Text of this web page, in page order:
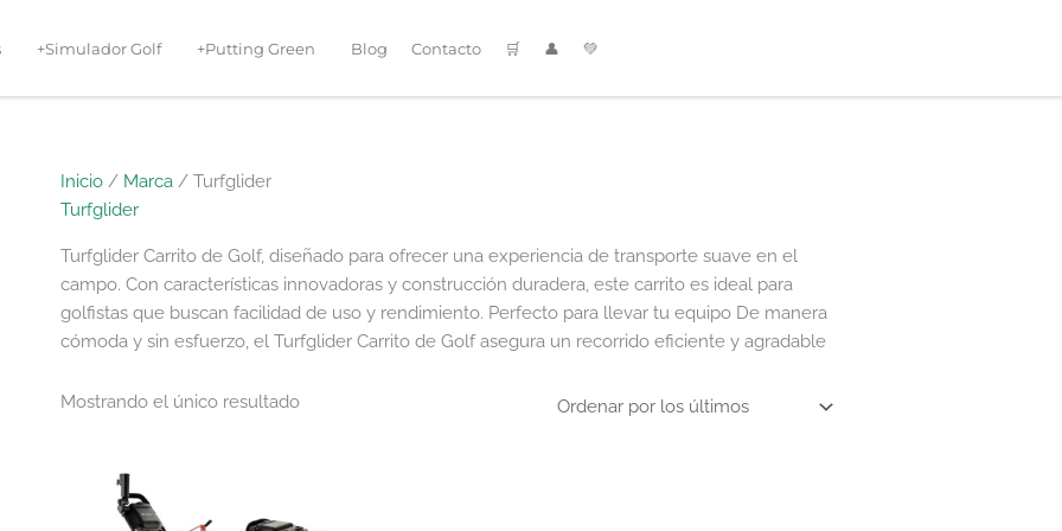
+Simulador Golf +Putting Green Blog Contacto 🛒 👤 💚
Inicio/ Marca/ Turfglider
Turfglider
Turfglider Carrito de Golf, diseñado para ofrecer una experiencia de transporte suave en el
campo. Con características innovadoras y construcción duradera, este carrito es ideal para
golfistas que buscan facilidad de uso y rendimiento. Perfecto para llevar tu equipo De manera
cómoda y sin esfuerzo, el Turfglider Carrito de Golf asegura un recorrido eficiente y agradable
Mostrando el único resultado